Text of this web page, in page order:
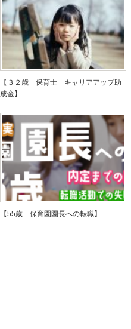
【３２歳 保育士 キャリアアップ助
成金】
【55歳 保育園園長への転職】